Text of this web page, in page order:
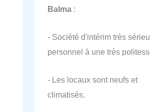
Balma :
- Société d'intérim très
personnel à une très
- Les locaux sont neufs et
climatisés.